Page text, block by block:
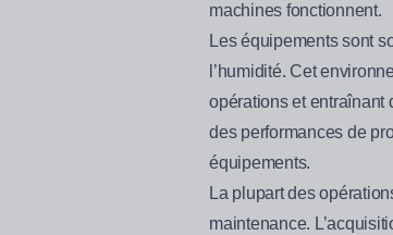
machines fonctionnent.
Les équipements sont
l’humidité. Cet
opérations et entraînant
des performances de
équipements.
La plupart des
maintenance.